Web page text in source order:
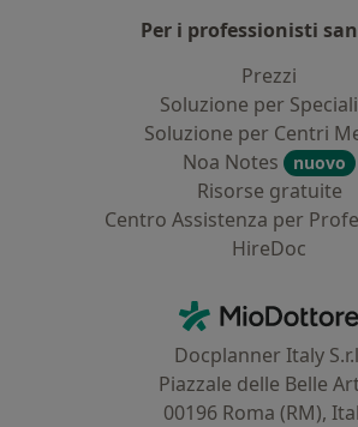
Per i professionisti
Prezzi
Soluzione per
Soluzione per Centri
Noa Notes
nuovo
Risorse gratuite
Centro Assistenza per
HireDoc
MioDottore -
Docplanner Italy
Piazzale delle Belle
00196 Roma (RM),